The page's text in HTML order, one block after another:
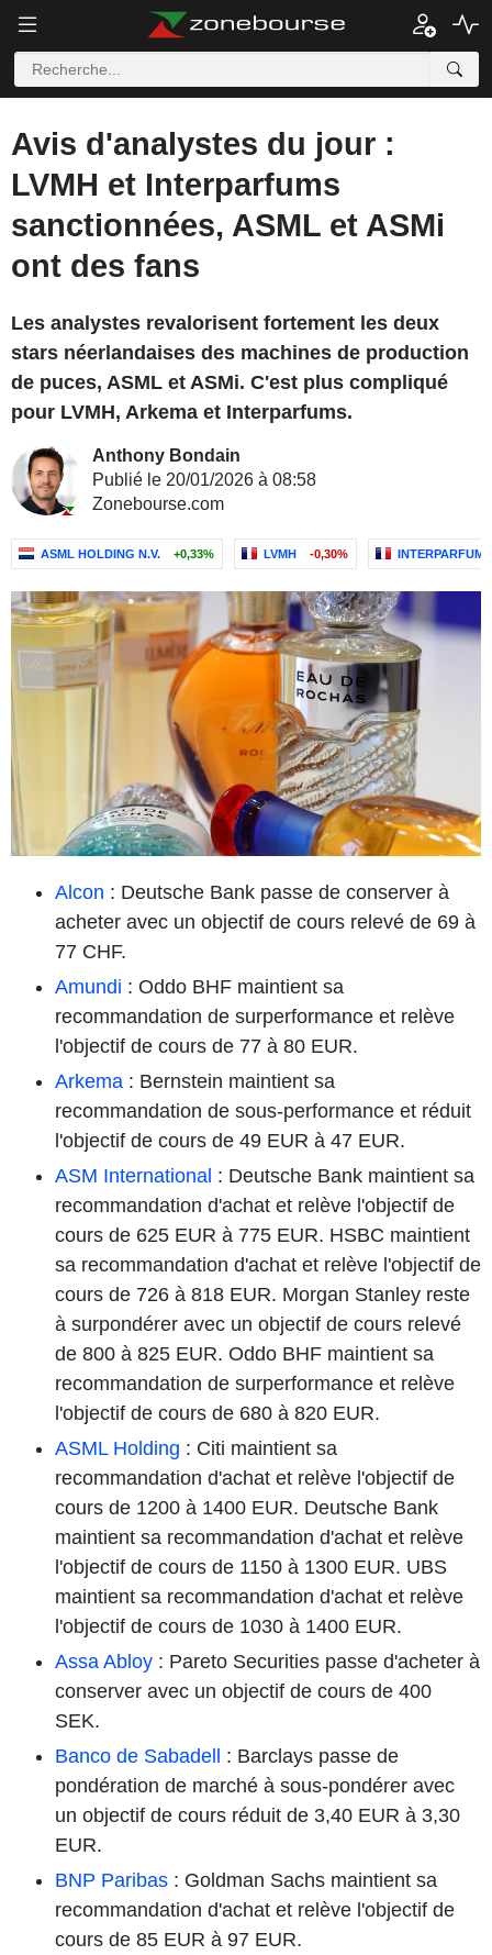
Avis d'analystes du jour :
LVMH et Interparfums
sanctionnées, ASML et ASMi
ont des fans
Les analystes revalorisent fortement les deux
stars néerlandaises des machines de production
de puces, ASML et ASMi. C'est plus compliqué
pour LVMH, Arkema et Interparfums.
Anthony Bondain
Publié le 20/01/2026 à 08:58
Zonebourse.com
ASML HOLDING N.V. +0,33% LVMH -0,30% INTERPARFUMS
Alcon : Deutsche Bank passe de conserver à
acheter avec un objectif de cours relevé de 69 à
77 CHF.
Amundi : Oddo BHF maintient sa
recommandation de surperformance et relève
l'objectif de cours de 77 à 80 EUR.
Arkema : Bernstein maintient sa
recommandation de sous-performance et réduit
l'objectif de cours de 49 EUR à 47 EUR.
ASM International : Deutsche Bank maintient sa
recommandation d'achat et relève l'objectif de
cours de 625 EUR à 775 EUR. HSBC maintient
sa recommandation d'achat et relève l'objectif de
cours de 726 à 818 EUR. Morgan Stanley reste
à surpondérer avec un objectif de cours relevé
de 800 à 825 EUR. Oddo BHF maintient sa
recommandation de surperformance et relève
l'objectif de cours de 680 à 820 EUR.
ASML Holding : Citi maintient sa
recommandation d'achat et relève l'objectif de
cours de 1200 à 1400 EUR. Deutsche Bank
maintient sa recommandation d'achat et relève
l'objectif de cours de 1150 à 1300 EUR. UBS
maintient sa recommandation d'achat et relève
l'objectif de cours de 1030 à 1400 EUR.
Assa Abloy : Pareto Securities passe d'acheter à
conserver avec un objectif de cours de 400
SEK.
Banco de Sabadell : Barclays passe de
pondération de marché à sous-pondérer avec
un objectif de cours réduit de 3,40 EUR à 3,30
EUR.
BNP Paribas : Goldman Sachs maintient sa
recommandation d'achat et relève l'objectif de
cours de 85 EUR à 97 EUR.